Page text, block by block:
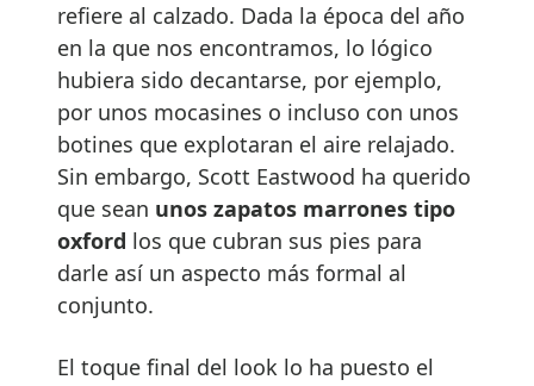
refiere al calzado. Dada la época del año
en la que nos encontramos, lo lógico
hubiera sido decantarse, por ejemplo,
por unos mocasines o incluso con unos
botines que explotaran el aire relajado.
Sin embargo, Scott Eastwood ha querido
que sean unos zapatos marrones tipo
oxford los que cubran sus pies para
darle así un aspecto más formal al
conjunto.
El toque final del look lo ha puesto el